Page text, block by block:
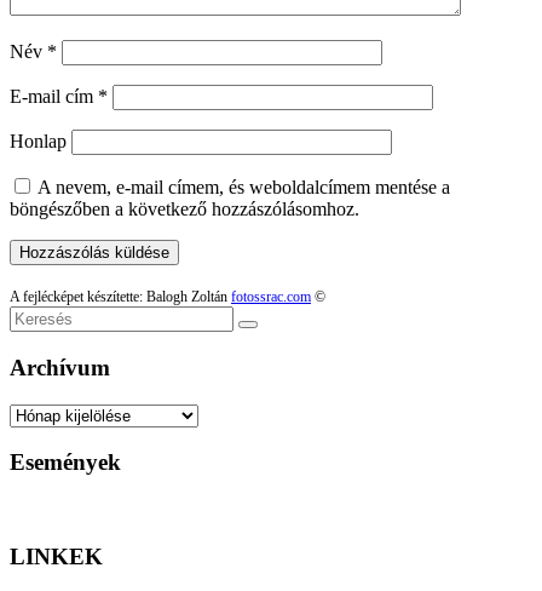
Név *
E-mail cím *
Honlap
A nevem, e-mail címem, és weboldalcímem mentése a
böngészőben a következő hozzászólásomhoz.
A fejlécképet készítette: Balogh Zoltán fotossrac.com ©
Keresés
Archívum
Archívum
Események
LINKEK